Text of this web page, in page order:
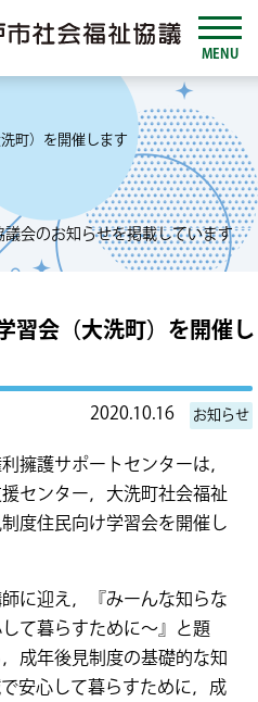
MENU
町）を開催します
会のお知らせを掲載しています
習会（大洗町）を開催し
2020.10.16 お知らせ
護サポートセンターは，
センター，大洗町社会福祉
度住民向け学習会を開催し
に迎え，『みーんな知らな
て暮らすために～』と題
成年後見制度の基礎的な知
安心して暮らすために，成